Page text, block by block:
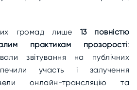
громад лише 13 повністю
практикам прозорості:
звітування на публічних
участь і залучення
онлайн-трансляцію та